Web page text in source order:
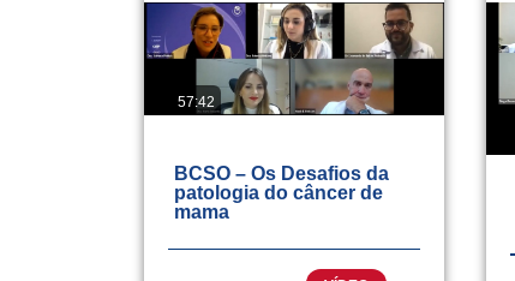
57:42
BCSO – Os Desafios da
patologia do câncer de
mama